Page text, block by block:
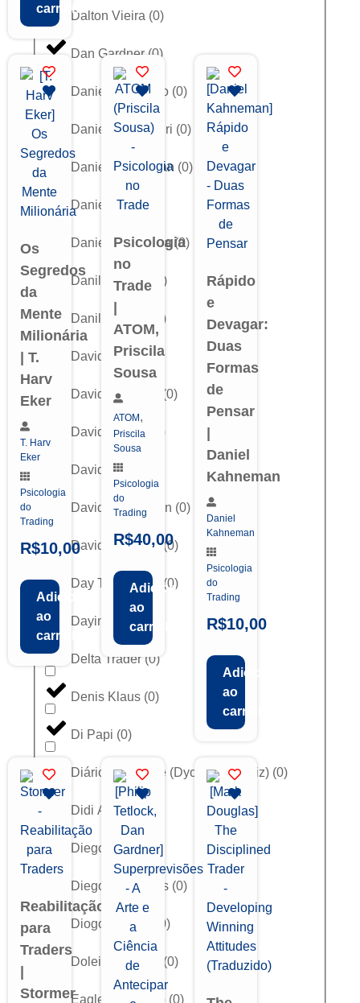
Dalton Vieira (0)
Dan Gardner (0)
Daniel Carraretto (0)
Daniel Faouakhiri (0)
Daniel Kahneman (0)
Daniel Nigri(0
Daniel S. Oliveira(0)
Danilo Trader )
Danilo Zanini )
David Clark(0)
David H. Weiss (0)
David Landry )
David Linton
David R. Aronson (0)
David W. Lucas(0)
Day Trader Alfa (0)
Dayinvesting(
Delta Trader (0)
Denis Klaus (0)
Di Papi (0)
Diário FX Online (Dyogenes Diniz) (0)
Didi Aguiar(0)
Diego Aguiar(0)
Diego Velasques (0)
Diogo Prestes 0)
Doleiro Jackpot (0)
Eagle Educação (0)
carrinho
Os
Segredos
da
Mente
Milionária
| T.
Harv
Eker
T. Harv
Eker
Psicologia
do
Trading
R$10,00
Adicionar
ao
carrinho
Psicologia
no
Trade
|
ATOM,
Priscila
Sousa
ATOM ,
Priscila
Sousa
Psicologia
do
Trading
R$40,00
Adicionar
ao
carrinho
Rápido
e
Devagar:
Duas
Formas
de
Pensar
|
Daniel
Kahneman
Daniel
Kahneman
Psicologia
do
Trading
R$10,00
Adicionar
ao
carrinho
Reabilitação
para
Traders
|
Stormer